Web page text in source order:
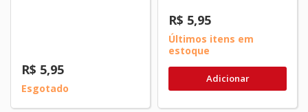
R$ 5,95
Esgotado
R$ 5,95
Últimos itens em
estoque
Adicionar